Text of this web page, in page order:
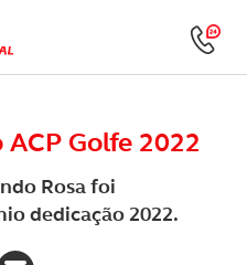
Golfe 2022
Rosa foi
dedicação 2022.